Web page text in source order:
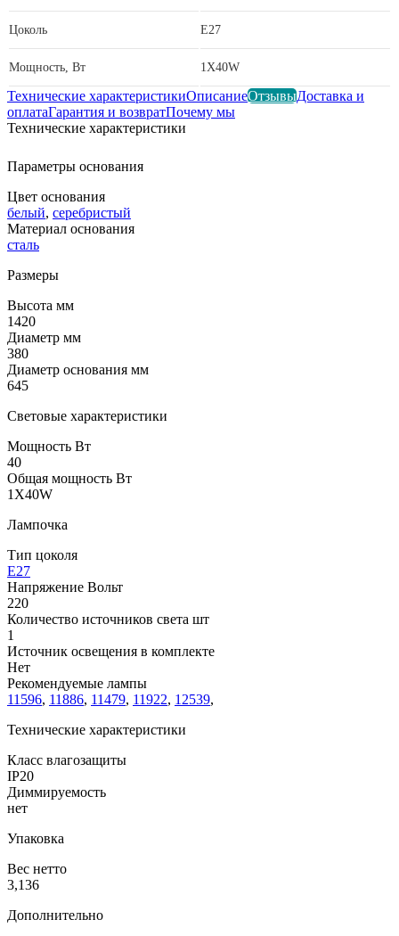
Цоколь E27
Мощность, Вт 1X40W
Технические характеристикиОписаниеОтзывыДоставка и
оплатаГарантия и возвратПочему мы
Технические характеристики
Параметры основания
Цвет основания
белый, серебристый
Материал основания
сталь
Размеры
Высота мм
1420
Диаметр мм
380
Диаметр основания мм
645
Световые характеристики
Мощность Вт
40
Общая мощность Вт
1X40W
Лампочка
Тип цоколя
E27
Напряжение Вольт
220
Количество источников света шт
1
Источник освещения в комплекте
Нет
Рекомендуемые лампы
11596, 11886, 11479, 11922, 12539,
Технические характеристики
Класс влагозащиты
IP20
Диммируемость
нет
Упаковка
Вес нетто
3,136
Дополнительно